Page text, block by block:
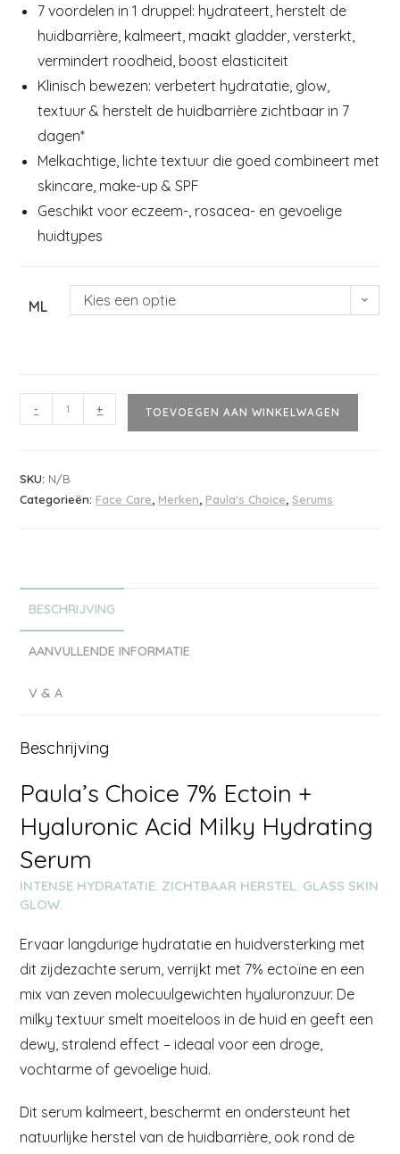
7 voordelen in 1 druppel: hydrateert, herstelt de
huidbarrière, kalmeert, maakt gladder, versterkt,
vermindert roodheid, boost elasticiteit
Klinisch bewezen: verbetert hydratatie, glow,
textuur & herstelt de huidbarrière zichtbaar in 7
dagen*
Melkachtige, lichte textuur die goed combineert met
skincare, make-up & SPF
Geschikt voor eczeem-, rosacea- en gevoelige
huidtypes
ML Kies een optie
- + TOEVOEGEN AAN WINKELWAGEN
SKU: N/B
Categorieën: Face Care Merken Paula's Choice ,Serums
BESCHRIJVING
AANVULLENDE INFORMATIE
V & A
Beschrijving
Paula’s Choice 7% Ectoin +
Hyaluronic Acid Milky Hydrating
Serum
INTENSE HYDRATATIE. ZICHTBAAR HERSTEL. GLASS SKIN
GLOW.
Ervaar langdurige hydratatie en huidversterking met
dit zijdezachte serum, verrijkt met 7% ectoïne en een
mix van zeven molecuulgewichten hyaluronzuur. De
milky textuur smelt moeiteloos in de huid en geeft een
dewy, stralend effect – ideaal voor een droge,
vochtarme of gevoelige huid.
Dit serum kalmeert, beschermt en ondersteunt het
natuurlijke herstel van de huidbarrière, ook rond de